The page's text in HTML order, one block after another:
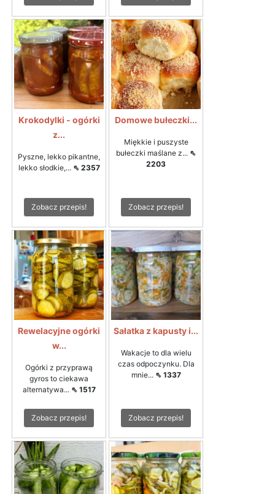
Krokodylki - ogórki
z...
Pyszne, lekko pikantne,
lekko słodkie,... ⇖ 2357
Zobacz przepis!
Domowe bułeczki...
Miękkie i puszyste
bułeczki maślane z... ⇖
2203
Zobacz przepis!
Rewelacyjne ogórki
w...
Ogórki z przyprawą
gyros to ciekawa
alternatywa... ⇖ 1517
Zobacz przepis!
Sałatka z kapusty i...
Wakacje to dla wielu
czas odpoczynku. Dla
mnie... ⇖ 1337
Zobacz przepis!